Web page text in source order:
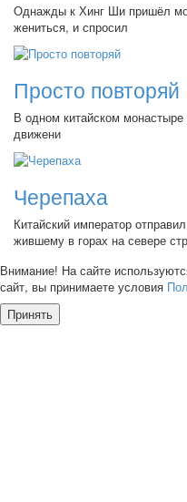
Однажды к Хинг Ши пришёл
жениться, и спросил
Просто повторяй
В одном китайском
движени
Черепаха
Китайский император
жившему в горах на севере
Внимание! На сайте
сайт, вы принимаете условия
Принять